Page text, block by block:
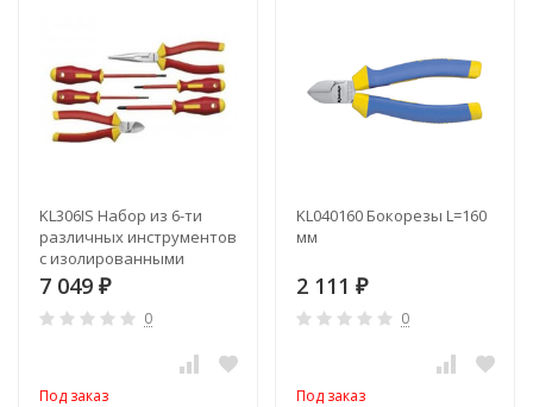
KL306IS Набор из 6-ти
различных инструментов
с изолированными
рукоятками (VDE до
1000В)
7 049 ₽
0
Под заказ
KL040160 Бокорезы L=160
мм
2 111 ₽
0
Под заказ